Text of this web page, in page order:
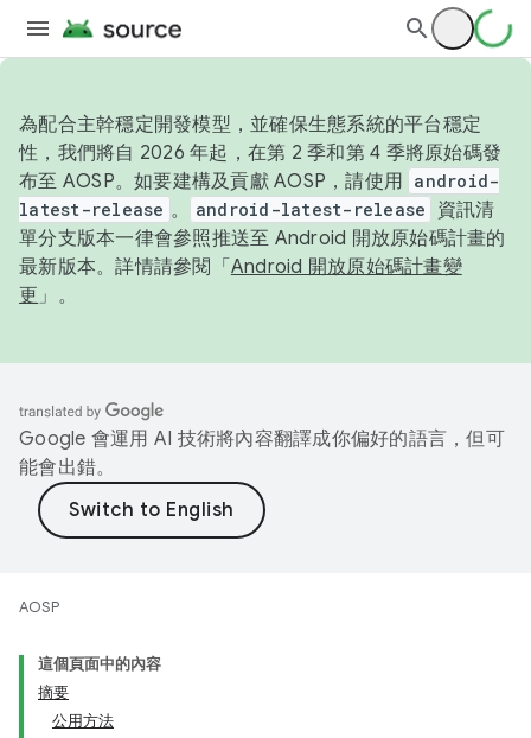
為配合主幹穩定開發模型，並確保生態系統的平台穩定
性，我們將自 2026 年起，在第 2 季和第 4 季將原始碼發
布至 AOSP。如要建構及貢獻 AOSP，請使用 android-
latest-release 。 android-latest-release
資訊清
單分支版本一律會參照推送至 Android 開放原始碼計畫的
最新版本。詳情請參閱「 Android 開放原始碼計畫變
更 」。
Google 會運用 AI 技術將內容翻譯成你偏好的語言，但可
能會出錯。
AOSP
這個頁面中的內容
摘要
公用方法